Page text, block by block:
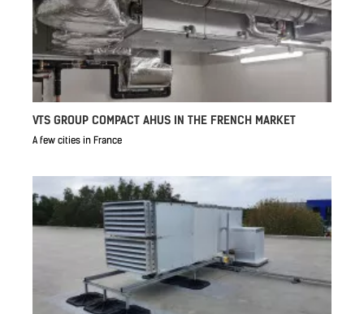
VTS GROUP COMPACT AHUS IN THE FRENCH MARKET
A few cities in France